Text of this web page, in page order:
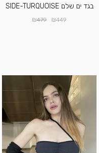
בגד ים שלם SIDE-TURQUOISE
₪449
₪479